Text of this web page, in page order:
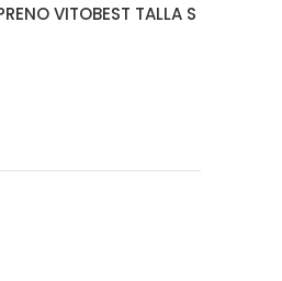
VITOBEST TALLA S